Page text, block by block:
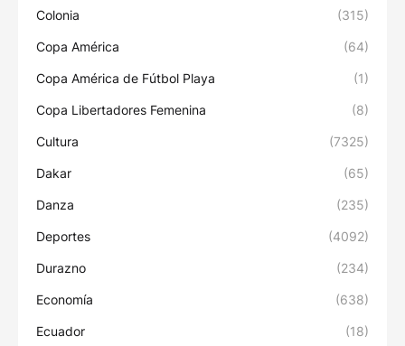
Colonia (315)
Copa América (64)
Copa América de Fútbol Playa (1)
Copa Libertadores Femenina (8)
Cultura (7325)
Dakar (65)
Danza (235)
Deportes (4092)
Durazno (234)
Economía (638)
Ecuador (18)